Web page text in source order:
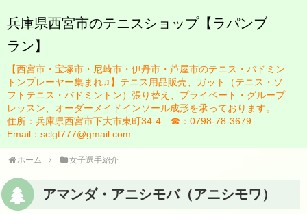
兵庫県西宮市のテニスショップ【ラパンブ
ラン】
【西宮市・宝塚市・尼崎市・伊丹市・芦屋市のテニス・バドミン
トンプレーヤー集まれ♫】テニス用品販売、ガット（テニス・ソ
フトテニス・バドミントン）張り替え、プライベート・グループ
レッスン、オーダーメイドインソール成形を承っております。
住所：兵庫県西宮市下大市東町34-4 ☎：0798-78-3679
Email：sclgt777@gmail.com
ホーム 女子選手紹介
アマンダ・アニシモバ（アニシモワ）
HOME
ブログ
お知らせ一覧
スタッフ紹介
佐藤英治
瀬藤祐司